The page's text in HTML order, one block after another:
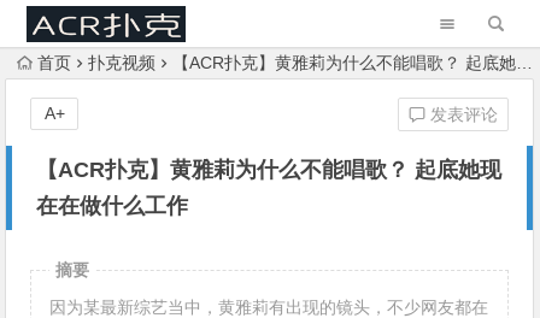
首页 扑克视频 【ACR扑克】黄雅莉为什么不能唱歌？ 起底她现在在做什么工作
【ACR扑克】黄雅莉为什么不能唱歌？ 起底她现
在在做什么工作
发表评论
A+
摘要
因为某最新综艺当中，黄雅莉有出现的镜头，不少网友都在